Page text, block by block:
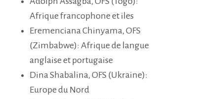
Afrique francophone et iles
Eremenciana Chinyama, OFS
(Zimbabwe): Afrique de langue
anglaise et portugaise
Dina Shabalina, OFS (Ukraine):
Europe du Nord